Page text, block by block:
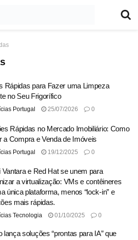
Rápidas para Fazer uma Limpeza
no Seu Frigorífico
Portugal 25/07/2026 0
Rápidas no Mercado Imobiliário: Como
a Compra e Venda de Imóveis
Portugal 19/12/2025 0
Vantara e Red Hat se unem para
a virtualização: VMs e contêineres
única plataforma, menos “lock-in” e
mais rápidas.
Tecnologia 01/10/2025 0
lança soluções “prontas para IA” que